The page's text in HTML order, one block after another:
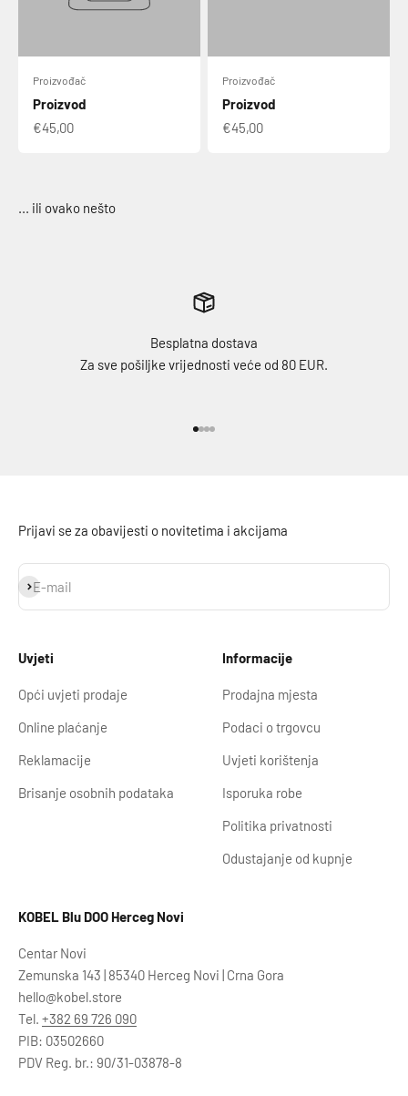
Proizvođač
Proizvod
€45,00
Proizvođač
Proizvod
€45,00
Besplatna dostava
Za sve pošiljke vrijednosti veće od 80 EUR.
Prijavi se za obavijesti o novitetima i akcijama
E-mail
Prijavi se
Uvjeti
Opći uvjeti prodaje
Online plaćanje
Reklamacije
Brisanje osobnih podataka
Informacije
Prodajna mjesta
Podaci o trgovcu
Uvjeti korištenja
Isporuka robe
Politika privatnosti
Odustajanje od kupnje
KOBEL Blu DOO Herceg Novi
Centar Novi
Zemunska 143 | 85340 Herceg Novi | Crna Gora
hello@kobel.store
Tel. +382 69 726 090
PIB: 03502660
PDV Reg. br.: 90/31-03878-8